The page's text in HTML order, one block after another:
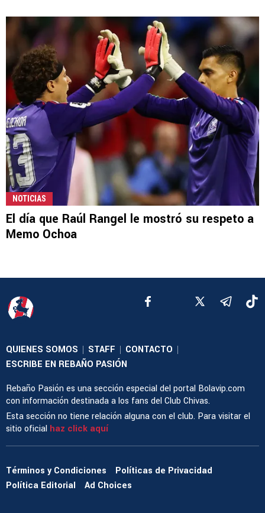
NOTICIAS
El día que Raúl Rangel le mostró su respeto a
Memo Ochoa
QUIENES SOMOS | STAFF | CONTACTO |
ESCRIBE EN REBAÑO PASIÓN
Rebaño Pasión es una sección especial del portal Bolavip.com
con información destinada a los fans del Club Chivas.
Esta sección no tiene relación alguna con el club. Para visitar el
sitio oficial haz click aquí
Términos y Condiciones
Políticas de Privacidad
Política Editorial
Ad Choices